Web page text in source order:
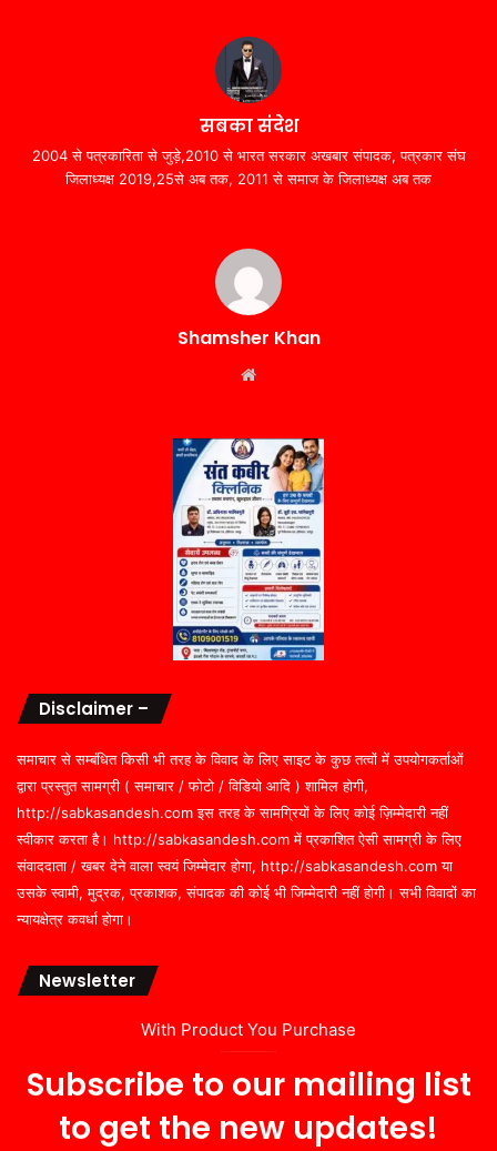
सबका संदेश
2004 से पत्रकारिता से जुड़े,2010 से भारत सरकार अखबार संपादक, पत्रकार संघ
जिलाध्यक्ष 2019,25से अब तक, 2011 से समाज के जिलाध्यक्ष अब तक
Shamsher Khan
Disclaimer –
समाचार से सम्बंधित किसी भी तरह के विवाद के लिए साइट के कुछ तत्वों में उपयोगकर्ताओं
द्वारा प्रस्तुत सामग्री ( समाचार / फोटो / विडियो आदि ) शामिल होगी,
http://sabkasandesh.com इस तरह के सामग्रियों के लिए कोई ज़िम्मेदारी नहीं
स्वीकार करता है। http://sabkasandesh.com में प्रकाशित ऐसी सामग्री के लिए
संवाददाता / खबर देने वाला स्वयं जिम्मेदार होगा, http://sabkasandesh.com या
उसके स्वामी, मुद्रक, प्रकाशक, संपादक की कोई भी जिम्मेदारी नहीं होगी। सभी विवादों का
न्यायक्षेत्र कवर्धा होगा।
Newsletter
With Product You Purchase
Subscribe to our mailing list
to get the new updates!